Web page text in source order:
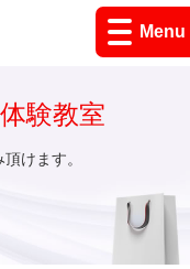
Menu
験教室
けます。